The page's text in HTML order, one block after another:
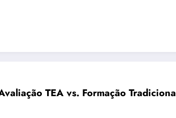
TEA vs. Formação